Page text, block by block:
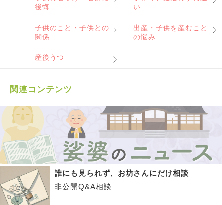
後悔
い
子供のこと・子供との
関係
出産・子供を産むこと
の悩み
産後うつ
関連コンテンツ
誰にも見られず、お坊さんにだけ相談
非公開Q&A相談